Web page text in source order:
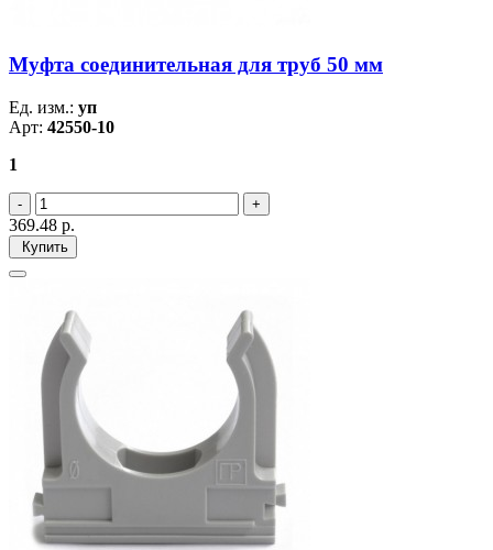
Муфта соединительная для труб 50 мм
Ед. изм.: уп
Арт: 42550-10
1
369.48 р.
Купить